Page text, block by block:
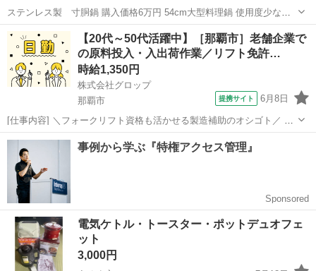
ステンレス製 寸胴鍋 購入価格6万円 54cm大型料理鍋 使用度少ない
今週中に取引がなければ親戚の方譲ります。
安里駅 キッチン家電 大型
【20代～50代活躍中】［那覇市］老舗企業で
の原料投入・入出荷作業／リフト免許…
時給1,350円
株式会社グロップ
那覇市
提携サイト 6月8日
[仕事内容] ＼フォークリフト資格も活かせる製造補助のオシゴト／ 正
社員登用制度あり！ 資格を活かして、キャリアアップしたい方にオス
スメ☆ 独自の休暇制度が多数あり、メリハリつけて働けます◎ 【有名
企業での製造補助】...
沖縄 那覇市 工場
電気ケトル・トースター・ポットデュオフェ
ット
3,000円